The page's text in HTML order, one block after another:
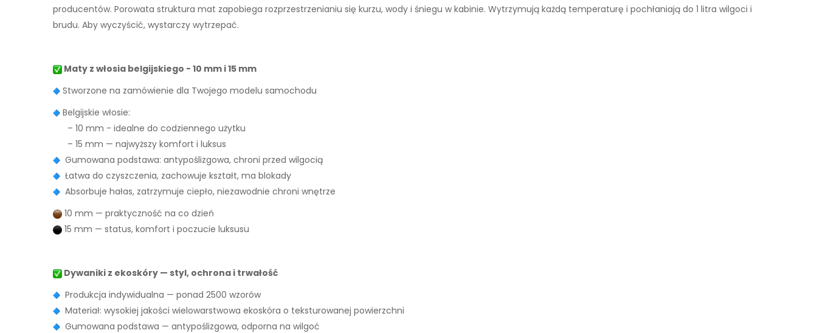
producentów. Porowata struktura mat zapobiega rozprzestrzenianiu się kurzu, wody i śniegu w kabinie. Wytrzymują każdą temperaturę i pochłaniają do 1 litra wilgoci i
brudu. Aby wyczyścić, wystarczy wytrzepać.
Maty z włosia belgijskiego - 10 mm i 15 mm
Stworzone na zamówienie dla Twojego modelu samochodu
Belgijskie włosie:
– 10 mm - idealne do codziennego użytku
– 15 mm — najwyższy komfort i luksus
Gumowana podstawa: antypoślizgowa, chroni przed wilgocią
Łatwa do czyszczenia, zachowuje kształt, ma blokady
Absorbuje hałas, zatrzymuje ciepło, niezawodnie chroni wnętrze
10 mm — praktyczność na co dzień
15 mm — status, komfort i poczucie luksusu
Dywaniki z ekoskóry — styl, ochrona i trwałość
Produkcja indywidualna — ponad 2500 wzorów
Materiał: wysokiej jakości wielowarstwowa ekoskóra o teksturowanej powierzchni
Gumowana podstawa — antypoślizgowa, odporna na wilgoć